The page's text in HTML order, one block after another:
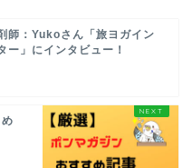
師：Yukoさん「旅ヨガイン
ー」にインタビュー！